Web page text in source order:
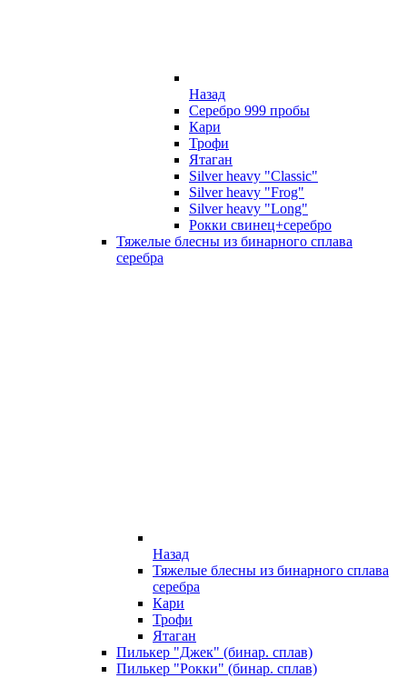
Назад
Серебро 999 пробы
Кари
Трофи
Ятаган
Silver heavy "Classic"
Silver heavy "Frog"
Silver heavy "Long"
Рокки свинец+серебро
Тяжелые блесны из бинарного сплава
серебра
Назад
Тяжелые блесны из бинарного сплава
серебра
Кари
Трофи
Ятаган
Пилькер "Джек" (бинар. сплав)
Пилькер "Рокки" (бинар. сплав)